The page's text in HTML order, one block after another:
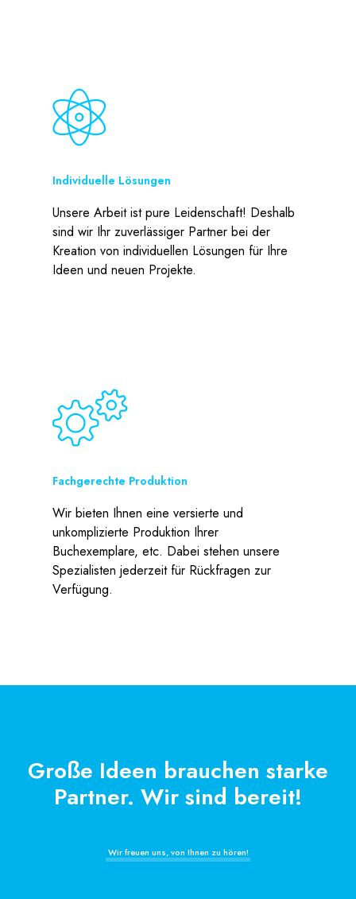
Individuelle Lösungen
Unsere Arbeit ist pure Leidenschaft! Deshalb
sind wir Ihr zuverlässiger Partner bei der
Kreation von individuellen Lösungen für Ihre
Ideen und neuen Projekte.
Fachgerechte Produktion
Wir bieten Ihnen eine versierte und
unkomplizierte Produktion Ihrer
Buchexemplare, etc. Dabei stehen unsere
Spezialisten jederzeit für Rückfragen zur
Verfügung.
Große Ideen brauchen starke
Partner. Wir sind bereit!
Wir freuen uns, von Ihnen zu hören!